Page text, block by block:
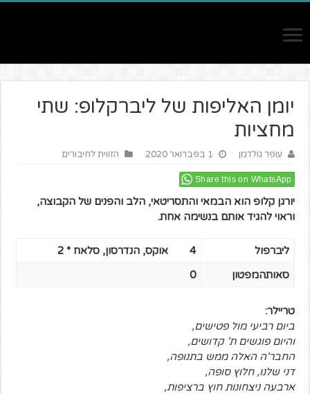
יומן האליפות של ליברקלופ: שתי
מחציות
עופר גולדמן 1 בפברואר 2020 הזווית לחיבורים
Share this on WhatsApp
יורגן קלופ הוא הבמאי והתסריטאי, הלב והפנים של הקבוצה,
וראוי להגיד אותם בנשימה אחת.
ליברפול 4
אוקס, הנדרסון, סלאח * 2
סאותהמפטון
0
טריילר:
ביום רביעי מול פטישים,
והיום פוגשים ת' קדושים,
החבר'ה האלה ממש בתנופה,
דני שלנו, חלוץ סופה,
ארבעה ניצחונות חוץ ברציפות,